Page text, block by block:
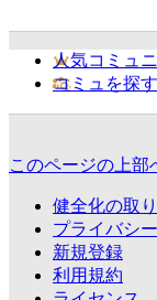
人気コミュ
コミュを探す
このページの上部
健全化の取
プライバシ
新規登録
利用規約